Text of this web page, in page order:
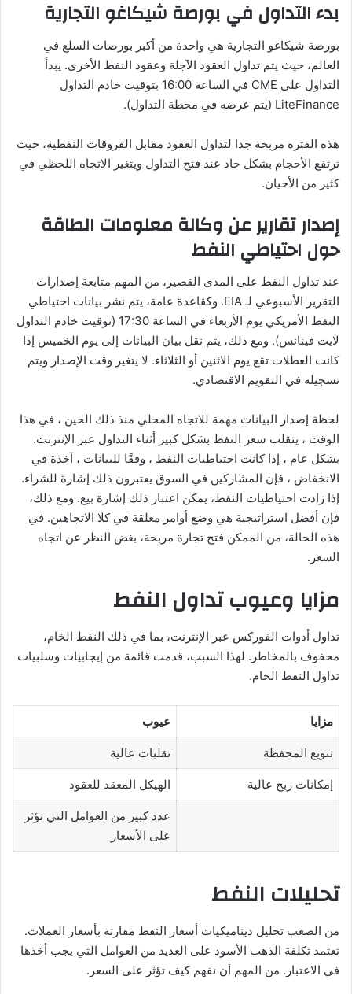
بدء التداول في بورصة شيكاغو التجارية
بورصة شيكاغو التجارية هي واحدة من أكبر بورصات السلع في
العالم، حيث يتم تداول العقود الآجلة وعقود النفط الأخرى. يبدأ
التداول على CME في الساعة 16:00 بتوقيت خادم التداول
LiteFinance (يتم عرضه في محطة التداول).
هذه الفترة مربحة جدا لتداول العقود مقابل الفروقات النفطية، حيث
ترتفع الأحجام بشكل حاد عند فتح التداول ويتغير الاتجاه اللحظي في
كثير من الأحيان.
إصدار تقارير عن وكالة معلومات الطاقة
حول احتياطي النفط
عند تداول النفط على المدى القصير، من المهم متابعة إصدارات
التقرير الأسبوعي لـ EIA. وكقاعدة عامة، يتم نشر بيانات احتياطي
النفط الأمريكي يوم الأربعاء في الساعة 17:30 (توقيت خادم التداول
لايت فينانس). ومع ذلك، يتم نقل بيان البيانات إلى يوم الخميس إذا
كانت العطلات تقع يوم الاثنين أو الثلاثاء. لا يتغير وقت الإصدار ويتم
تسجيله في التقويم الاقتصادي.
لحظة إصدار البيانات مهمة للاتجاه المحلي منذ ذلك الحين ، في هذا
الوقت ، يتقلب سعر النفط بشكل كبير أثناء التداول عبر الإنترنت.
بشكل عام ، إذا كانت احتياطيات النفط ، وفقًا للبيانات ، آخذة في
الانخفاض ، فإن المشاركين في السوق يعتبرون ذلك إشارة للشراء.
إذا زادت احتياطيات النفط، يمكن اعتبار ذلك إشارة بيع. ومع ذلك،
فإن أفضل استراتيجية هي وضع أوامر معلقة في كلا الاتجاهين. في
هذه الحالة، من الممكن فتح تجارة مربحة، بغض النظر عن اتجاه
السعر.
مزايا وعيوب تداول النفط
تداول أدوات الفوركس عبر الإنترنت، بما في ذلك النفط الخام،
محفوف بالمخاطر. لهذا السبب، قدمت قائمة من إيجابيات وسلبيات
تداول النفط الخام.
مزايا عيوب
تنويع المحفظة تقلبات عالية
إمكانات ربح عالية الهيكل المعقد للعقود
عدد كبير من العوامل التي تؤثر
على الأسعار
تحليلات النفط
من الصعب تحليل ديناميكيات أسعار النفط مقارنة بأسعار العملات.
تعتمد تكلفة الذهب الأسود على العديد من العوامل التي يجب أخذها
في الاعتبار. من المهم أن نفهم كيف تؤثر على السعر.